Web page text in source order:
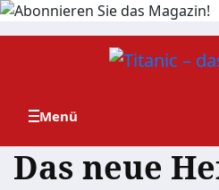
Zum
Das neue